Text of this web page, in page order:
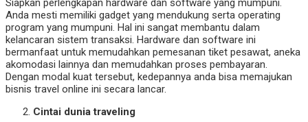
Siapkan perlengkapan hardware dan software yang mumpuni.
Anda mesti memiliki gadget yang mendukung serta operating
program yang mumpuni. Hal ini sangat membantu dalam
kelancaran sistem transaksi. Hardware dan software ini
bermanfaat untuk memudahkan pemesanan tiket pesawat, aneka
akomodasi lainnya dan memudahkan proses pembayaran.
Dengan modal kuat tersebut, kedepannya anda bisa memajukan
bisnis travel online ini secara lancar.
Cintai dunia traveling